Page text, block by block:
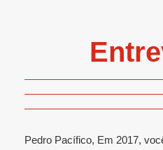
Pedro Pacífico, Em 2017,